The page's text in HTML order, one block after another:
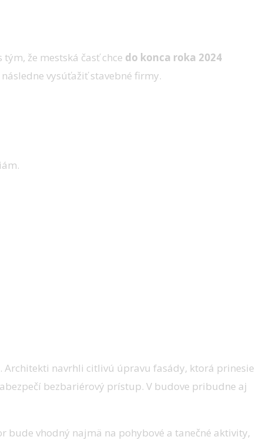
že mestská časť chce do konca roka 2024
vysúťažiť stavebné firmy.
Architekti navrhli citlivú úpravu fasády, ktorá prinesie
bezbariérový prístup. V budove pribudne aj
bude vhodný najmä na pohybové a tanečné aktivity,